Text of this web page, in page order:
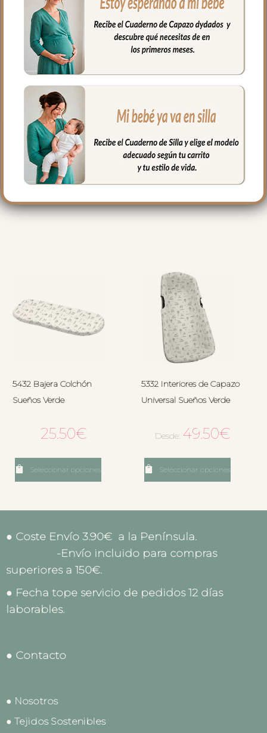
Muy fácil de limpiar por ambos lados,
puedes limpiar con paño húmedo y
cuando necesites puedes lavar en
lavadora, siempre agua fría, jabones no
abrasivos y secado al natural.
Medidas: 38 x 58 cms
PRODUCTOS
RELACIONADOS
5432 Bajera Colchón
Sueños Verde
25.50€
Seleccionar opciones
5332 Interiores de Capazo
Universal Sueños Verde
Desde: 49.50€
Seleccionar opciones
● Coste Envío 3.90€ a la Península.
-Envío incluido para compras
superiores a 150€.
● Fecha tope servicio de pedidos 12 días
laborables.
● Contacto
● Nosotros
● Tejidos Sostenibles